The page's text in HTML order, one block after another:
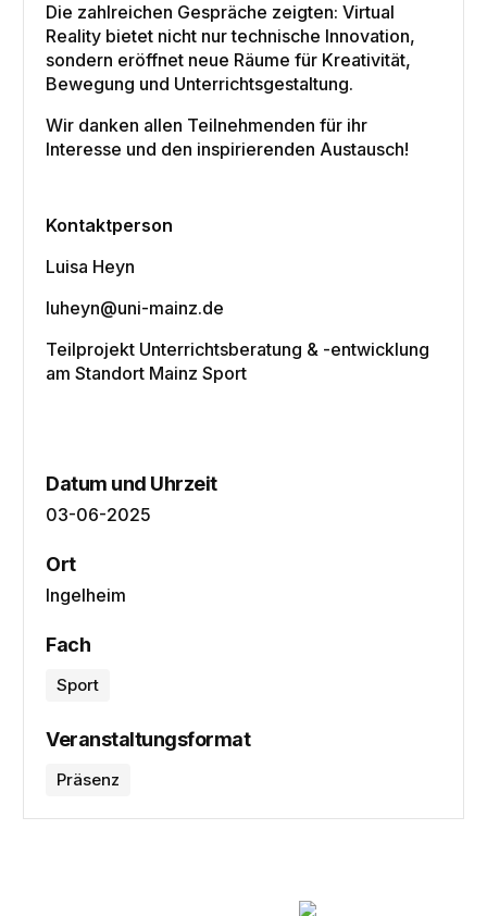
Die zahlreichen Gespräche zeigten: Virtual
Reality bietet nicht nur technische Innovation,
sondern eröffnet neue Räume für Kreativität,
Bewegung und Unterrichtsgestaltung.
Wir danken allen Teilnehmenden für ihr
Interesse und den inspirierenden Austausch!
Kontaktperson
Luisa Heyn
luheyn@uni-mainz.de
Teilprojekt Unterrichtsberatung & -entwicklung
am Standort Mainz Sport
Datum und Uhrzeit
03-06-2025
Ort
Ingelheim
Fach
Sport
Veranstaltungsformat
Präsenz